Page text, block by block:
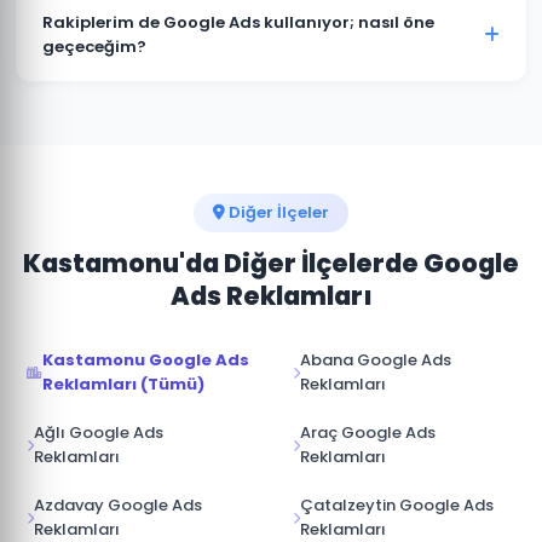
müşterimize aittir. Ajans erişimi yönetici (admin)
seviyesinde değil, reklam yöneticisi seviyesinde
Rakiplerim de Google Ads kullanıyor; nasıl öne
geçeceğim?
yöneterek üstünlük sağlıyoruz.
Diğer İlçeler
Kastamonu'da Diğer İlçelerde Google
Ads Reklamları
Kastamonu Google Ads
Reklamları (Tümü)
Abana Google Ads
Reklamları
Ağlı Google Ads
Reklamları
Araç Google Ads
Reklamları
Azdavay Google Ads
Reklamları
Çatalzeytin Google Ads
Reklamları